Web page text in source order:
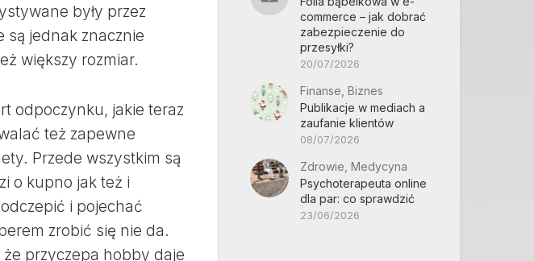
były przez
są jednak znacznie
większy rozmiar.
odpoczynku, jakie teraz
też zapewne
Przede wszystkim są
o kupno jak też i
i pojechać
zrobić się nie da.
przyczepa hobby daje
commerce – jak dobrać
zabezpieczenie do
przesyłki?
20/07/2026
Finanse, Biznes
Publikacje w mediach a
zaufanie klientów
08/07/2026
Zdrowie, Medycyna
Psychoterapeuta online
dla par: co sprawdzić
23/06/2026